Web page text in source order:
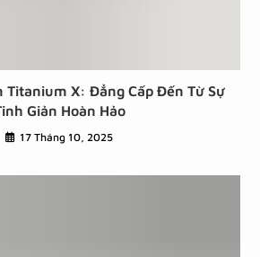
Titanium X: Đẳng Cấp Đến Từ Sự
Giản Hoàn Hảo
17 Tháng 10, 2025